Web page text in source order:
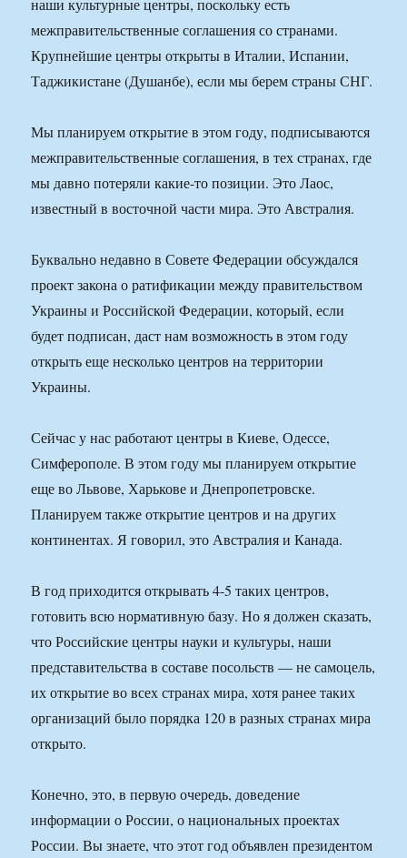
наши культурные центры, поскольку есть
межправительственные соглашения со странами.
Крупнейшие центры открыты в Италии, Испании,
Таджикистане (Душанбе), если мы берем страны СНГ.
Мы планируем открытие в этом году, подписываются
межправительственные соглашения, в тех странах, где
мы давно потеряли какие-то позиции. Это Лаос,
известный в восточной части мира. Это Австралия.
Буквально недавно в Совете Федерации обсуждался
проект закона о ратификации между правительством
Украины и Российской Федерации, который, если
будет подписан, даст нам возможность в этом году
открыть еще несколько центров на территории
Украины.
Сейчас у нас работают центры в Киеве, Одессе,
Симферополе. В этом году мы планируем открытие
еще во Львове, Харькове и Днепропетровске.
Планируем также открытие центров и на других
континентах. Я говорил, это Австралия и Канада.
В год приходится открывать 4-5 таких центров,
готовить всю нормативную базу. Но я должен сказать,
что Российские центры науки и культуры, наши
представительства в составе посольств — не самоцель,
их открытие во всех странах мира, хотя ранее таких
организаций было порядка 120 в разных странах мира
открыто.
Конечно, это, в первую очередь, доведение
информации о России, о национальных проектах
России. Вы знаете, что этот год объявлен президентом